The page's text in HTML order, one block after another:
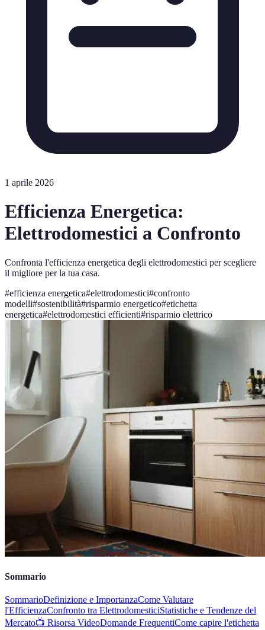
1 aprile 2026
Efficienza Energetica:
Elettrodomestici a Confronto
Confronta l'efficienza energetica degli elettrodomestici per scegliere
il migliore per la tua casa.
#efficienza energetica#elettrodomestici#confronto
modelli#sostenibilità#risparmio energetico#etichetta
energetica#elettrodomestici efficienti#risparmio elettrico
Sommario
SommarioDefinizione e ImportanzaCome Valutare
l'EfficienzaConfronto tra ElettrodomesticiStatistiche e Tendenze del
Mercato📺 Risorsa VideoDomande FrequentiCome capire l'etichetta